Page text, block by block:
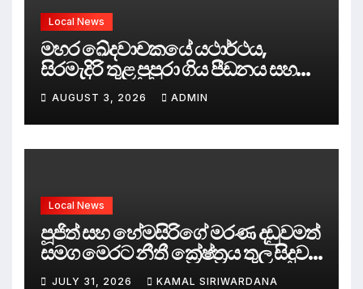
Local News
මහර ඛේදවාචකයේ යථාර්ථය,
සිරමැදිරි තුළ පුපුරා ගිය පීඩනය සහ
පලිගැනීමේ දේශපාලනය
AUGUST 3, 2026 ADMIN
Local News
පූජිත් සහ හේමසිරිගේ මරණ දඩුවමත්
සමග මෙරට නීතී ක්‍රේෂ්ත්‍රය තුල සිදුව
ඇත්තේ කුමක්ද ?
JULY 31, 2026 KAMAL SIRIWARDANA